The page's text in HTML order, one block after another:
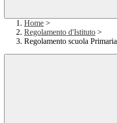
Home >
Regolamento d'Istituto >
Regolamento scuola Primaria